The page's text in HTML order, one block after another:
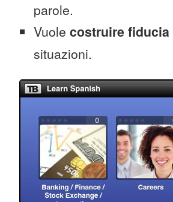
parole.
Vuole costruire fiducia
situazioni.